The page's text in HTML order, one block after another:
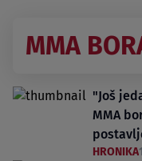
MMA
"Još
MMA
HRONIKA